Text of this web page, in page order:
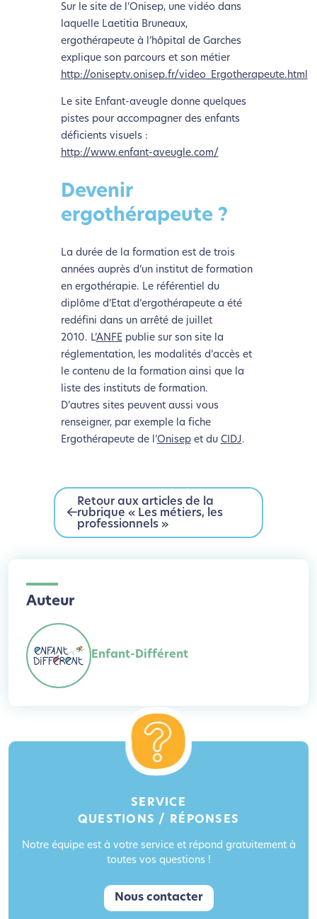
Eco. Celui-ci sollicitera très peu nos serveurs et vous
deviendrez ainsi un acteur majeur de
l’écoconception.
Merci pour votre contribution !
Activer le Mode Eco Annuler
Sur le site de l’Onisep, une vidéo dans
laquelle Laetitia Bruneaux,
ergothérapeute à l’hôpital de Garches
explique son parcours et son métier
http://oniseptv.onisep.fr/video_Ergotherapeute.html
Le site Enfant-aveugle donne quelques
pistes pour accompagner des enfants
déficients visuels :
http://www.enfant-aveugle.com/
Devenir
ergothérapeute ?
La durée de la formation est de trois
années auprès d’un institut de formation
en ergothérapie. Le référentiel du
diplôme d’Etat d’ergothérapeute a été
redéfini dans un arrêté de juillet
2010. L’ANFEpublie sur son site la
réglementation, les modalités d’accès et
le contenu de la formation ainsi que la
liste des instituts de formation.
D’autres sites peuvent aussi vous
renseigner, par exemple la fiche
Ergothérapeute de l’Onisepet du CIDJ.
Retour aux articles de la
rubrique « Les métiers, les
professionnels »
Auteur
Enfant-Différent
SERVICE
QUESTIONS / RÉPONSES
Notre équipe est à votre service et répond gratuitement à
toutes vos questions !
Nous contacter